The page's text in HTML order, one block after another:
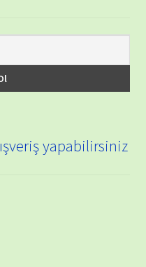
yapabilirsiniz